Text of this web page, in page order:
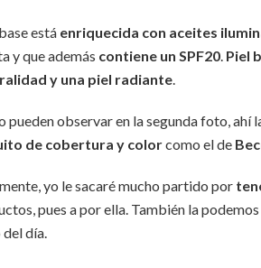
está enriquecida con aceites
y que además contiene un SPF20. Piel
y una piel radiante.
pueden observar en la segunda foto, ahí
de cobertura y colorcomo el de
yo le sacaré mucho partido por
pues a por ella. También la podemos
día.